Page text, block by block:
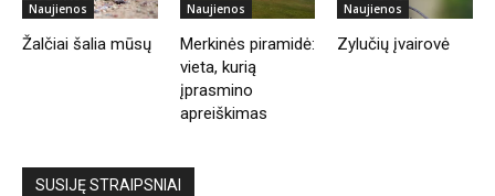
Naujienos
Žalčiai šalia mūsų
Naujienos
Merkinės piramidė:
vieta, kurią
įprasmino
apreiškimas
Naujienos
Zylučių įvairovė
SUSIJĘ STRAIPSNIAI